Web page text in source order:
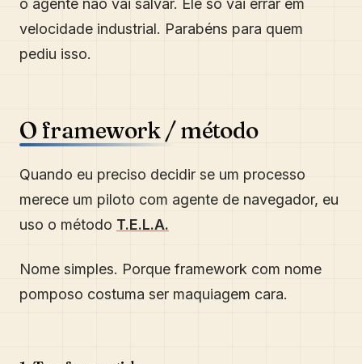
o agente não vai salvar. Ele só vai errar em
velocidade industrial. Parabéns para quem
pediu isso.
O framework / método
Quando eu preciso decidir se um processo
merece um piloto com agente de navegador, eu
uso o método T.E.L.A.
Nome simples. Porque framework com nome
pomposo costuma ser maquiagem cara.